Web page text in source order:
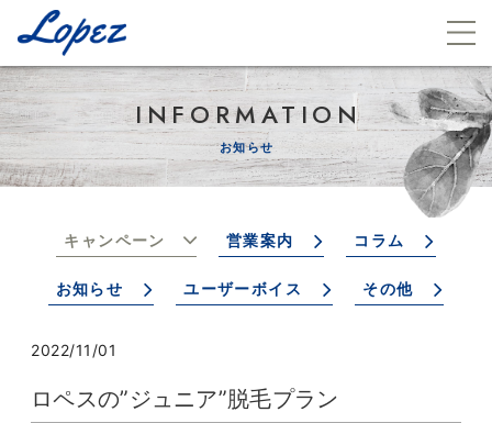
INFORMATION
お知らせ
キャンペーン 営業案内 コラム
お知らせ ユーザーボイス その他
2022/11/01
ロペスの”ジュニア”脱毛プラン